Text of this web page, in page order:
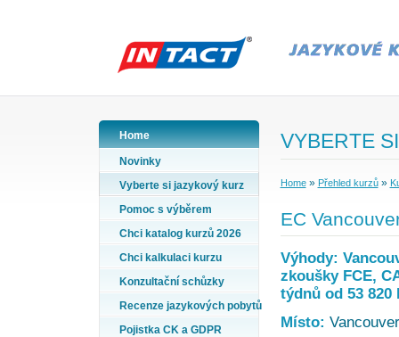
Home
Novinky
Vyberte si jazykový kurz
Pomoc s výběrem
Chci katalog kurzů 2026
Chci kalkulaci kurzu
Konzultační schůzky
Recenze jazykových pobytů
Pojistka CK a GDPR
VYBERTE
Home» Přehled kurzů»
EC
Výhody:
zkoušky FCE,
týdnů od 53 820
Místo: